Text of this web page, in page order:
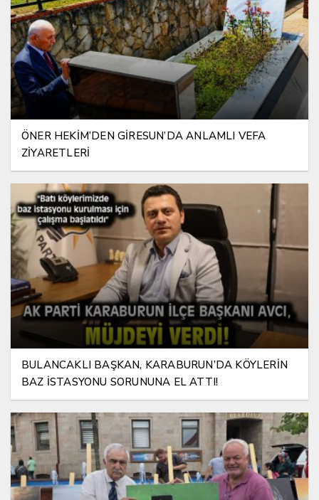
ÖNER HEKİM’DEN GİRESUN’DA ANLAMLI VEFA
ZİYARETLERİ
BULANCAKLI BAŞKAN, KARABURUN’DA KÖYLERİN
BAZ İSTASYONU SORUNUNA EL ATTI!